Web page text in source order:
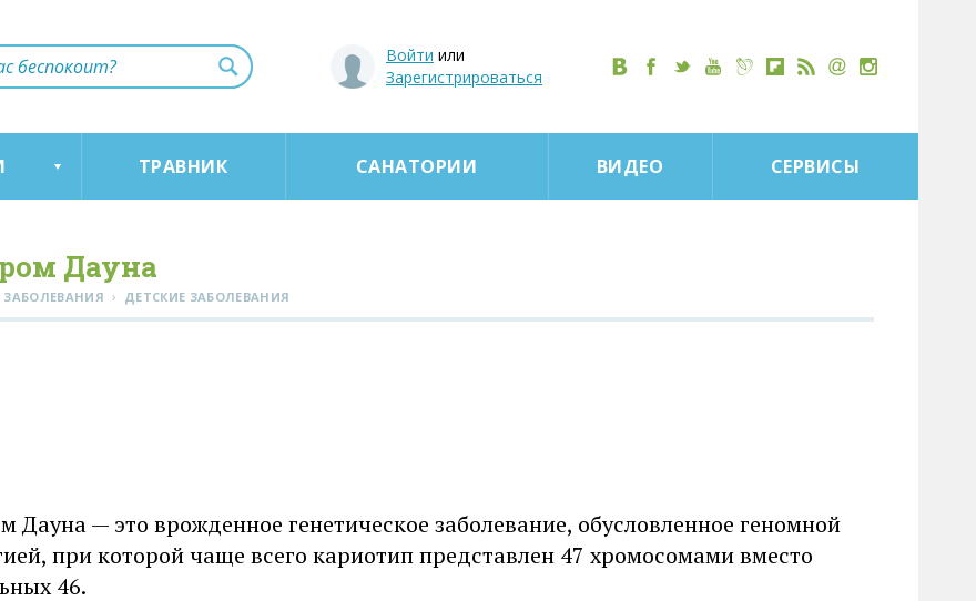
Войти или
Зарегистрироваться
ТРАВНИК САНАТОРИИ ВИДЕО СЕРВИСЫ
Дауна
ЗАБОЛЕВАНИЯ › ДЕТСКИЕ ЗАБОЛЕВАНИЯ
Дауна — это врожденное генетическое заболевание, обусловленное геномной
при которой чаще всего кариотип представлен 47 хромосомами вместо
46.